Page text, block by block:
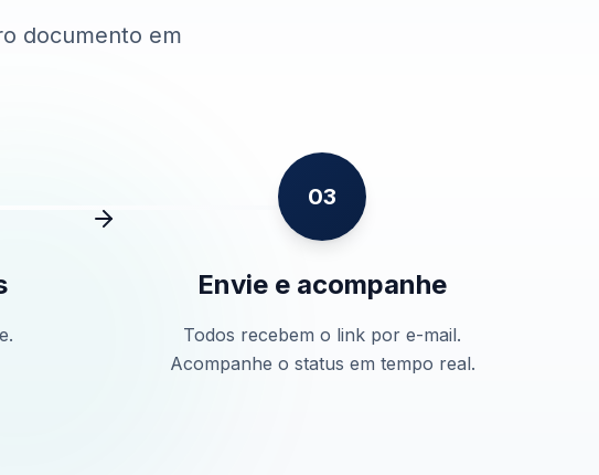
documento em
03
Envie e acompanhe
Todos recebem o link por e-mail.
Acompanhe o status em tempo real.